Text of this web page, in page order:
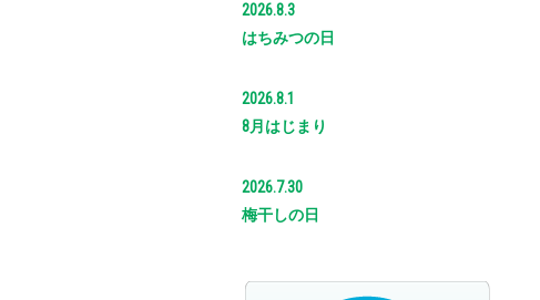
2026.8.3
はちみつの日
2026.8.1
8月はじまり
2026.7.30
梅干しの日